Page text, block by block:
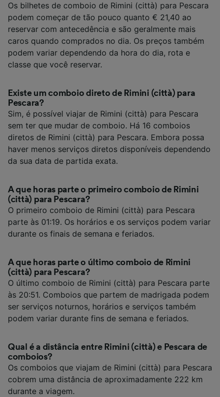
Os bilhetes de comboio de Rimini (città) para Pescara
podem começar de tão pouco quanto € 21,40 ao
reservar com antecedência e são geralmente mais
caros quando comprados no dia. Os preços também
podem variar dependendo da hora do dia, rota e
classe que você reservar.
Existe um comboio direto de Rimini (città) para
Pescara?
Sim, é possível viajar de Rimini (città) para Pescara
sem ter que mudar de comboio. Há 16 comboios
diretos de Rimini (città) para Pescara. Embora possa
haver menos serviços diretos disponíveis dependendo
da sua data de partida exata.
A que horas parte o primeiro comboio de Rimini
(città) para Pescara?
O primeiro comboio de Rimini (città) para Pescara
parte às 01:19. Os horários e os serviços podem variar
durante os finais de semana e feriados.
A que horas parte o último comboio de Rimini
(città) para Pescara?
O último comboio de Rimini (città) para Pescara parte
às 20:51. Comboios que partem de madrigada podem
ser serviços noturnos, horários e serviços também
podem variar durante fins de semana e feriados.
Qual é a distância entre Rimini (città) e Pescara de
comboios?
Os comboios que viajam de Rimini (città) para Pescara
cobrem uma distância de aproximadamente 222 km
durante a viagem.